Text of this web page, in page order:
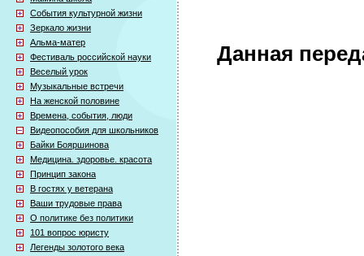
События культурной жизни
Зеркало жизни
Альма-матер
Фестиваль российской науки
Веселый урок
Музыкальные встречи
На женской половине
Времена, события, люди
Видеопособия для школьников
Байки Бояршинова
Медицина. здоровье. красота
Принцип закона
В гостях у ветерана
Ваши трудовые права
О политике без политики
101 вопрос юристу
Легенды золотого века
Данная